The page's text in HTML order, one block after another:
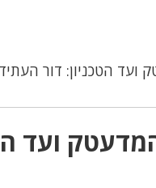
ועד הטכניון: דור
ועד